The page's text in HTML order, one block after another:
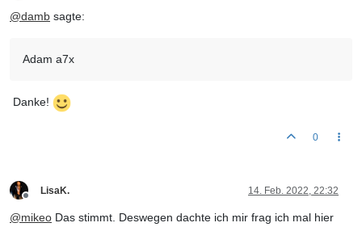
@damb sagte:
Adam a7x
Danke!
0
LisaK. 14. Feb. 2022, 22:32
@mikeo Das stimmt. Deswegen dachte ich mir frag ich mal hier